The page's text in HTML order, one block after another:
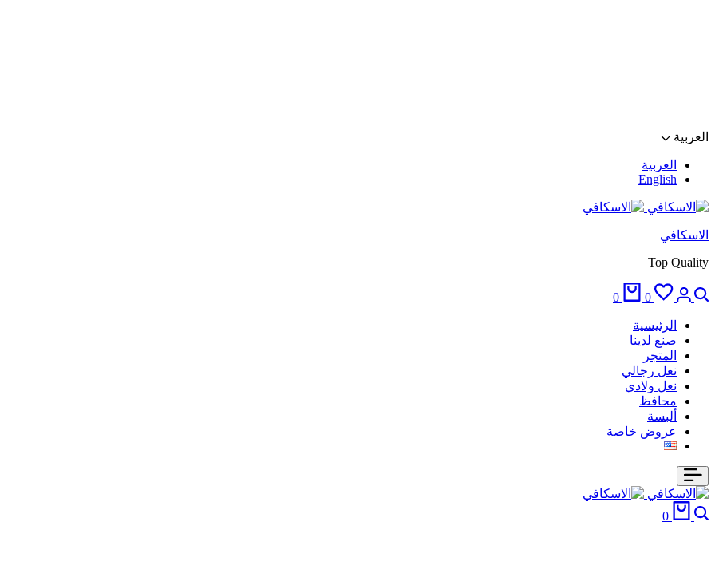
العربية
العربية
English
الاسكافي
Top Quality
البحثتسجيل
الدخول
0
المفضلة
0
الرئيسية
صنع لدينا
المتجر
نعل رجالي
نعل ولادي
محافظ
ألبسة
عروض خاصة
البحث
0